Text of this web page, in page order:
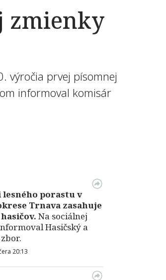
zmienky
výročia prvej písomnej
informoval komisár
porastu v
Trnava zasahuje
Na sociálnej
Hasičský a
20:13